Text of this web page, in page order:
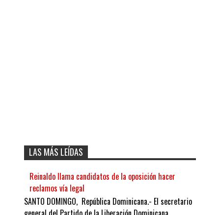
LAS MÁS LEÍDAS
Reinaldo llama candidatos de la oposición hacer
reclamos vía legal
SANTO DOMINGO, República Dominicana.- El secretario